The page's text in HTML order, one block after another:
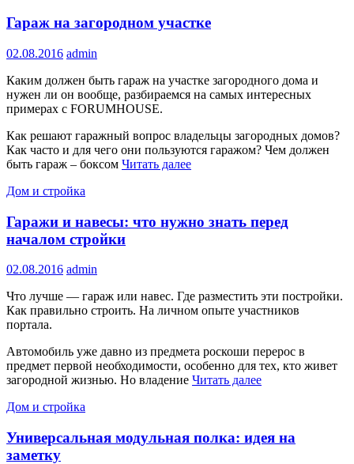
Гараж на загородном участке
02.08.2016 admin
Каким должен быть гараж на участке загородного дома и
нужен ли он вообще, разбираемся на самых интересных
примерах с FORUMHOUSE.
Как решают гаражный вопрос владельцы загородных домов?
Как часто и для чего они пользуются гаражом? Чем должен
быть гараж – боксом Читать далее
Дом и стройка
Гаражи и навесы: что нужно знать перед
началом стройки
02.08.2016 admin
Что лучше — гараж или навес. Где разместить эти постройки.
Как правильно строить. На личном опыте участников
портала.
Автомобиль уже давно из предмета роскоши перерос в
предмет первой необходимости, особенно для тех, кто живет
загородной жизнью. Но владение Читать далее
Дом и стройка
Универсальная модульная полка: идея на
заметку